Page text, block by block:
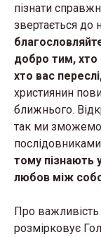
пізнати
звертається до
добро тим, хто
хто вас
християнин
ближнього.
так ми зможемо
тому пізнають
любов між
Про важливість
розмірковує